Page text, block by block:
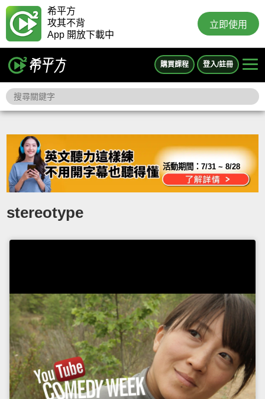
希平方
攻其不背
App 開放下載中
立即使用
購買課程 登入/註冊
活動期間：7/31 ~ 8/28
stereotype